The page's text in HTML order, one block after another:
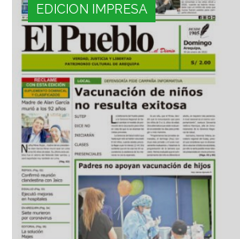
EDICION IMPRESA